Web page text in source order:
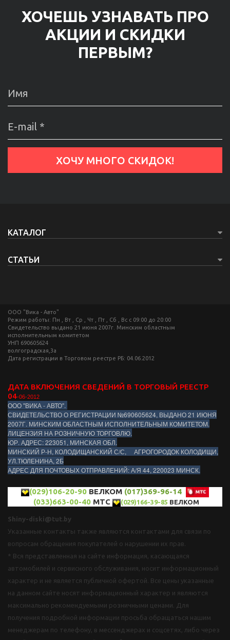
ХОЧЕШЬ УЗНАВАТЬ ПРО
АКЦИИ И СКИДКИ
ПЕРВЫМ?
КАТАЛОГ
СТАТЬИ
ООО "Вика - Авто"
Режим работы: Пн , Вт , Ср , Чт , Пт , Сб , Вс c 09:00 до 20:00
Свидетельство выдано 21 июня 2007г. Минским областным
исполнительным комитетом
УНП 690605624
волгоградская,3а
Дата регистрации в Торговом реестре РБ: 04.06.2012
ДАТА ВКЛЮЧЕНИЯ СВЕДЕНИЙ В ТОРГОВЫЙ РЕЕСТР
04-06-2012
ООО "ВИКА - АВТО".
СВИДЕТЕЛЬСТВО О РЕГИСТРАЦИИ №690605624, ВЫДАНО 21 ИЮНЯ
2007Г. МИНСКИМ ОБЛАСТНЫМ ИСПОЛНИТЕЛЬНЫМ КОМИТЕТОМ.
ЛИЦЕНЗИЯ НА РОЗНИЧНУЮ ТОРГОВЛЮ.
ЮР. АДРЕС: 223051, МИНСКАЯ ОБЛ.
МИНСКИЙ Р-Н, КОЛОДИЩАНСКИЙ С/С, АГРОГОРОДОК КОЛОДИЩИ,
УЛ.ТЮЛЕНИНА, 2Б
АДРЕС ДЛЯ ПОЧТОВЫХ ОТПРАВЛЕНИЙ: А/Я 44, 220023 МИНСК.
(029)106-20-90 ВЕЛКОМ (017)369-96-14
(033)663-00-40МТС (029)166-39-85 ВЕЛКОМ
Shiny-diski@tut.by
Указанные контакты также являются контактами для связи по
вопросам обращения покупателей о нарушении их прав.
* Вся представленная на сайте информация, касающаяся
автомобилей и сервисного обслуживания, носит информационный
характер и не является публичной офертой. Все цены указанные
на данном сайте носят информационный характер и являются
максимально рекомендуемыми розничными ценами. Для
получения подробной информации просьба обращаться нашим
менеджерам по телефону, в мессенджерах и соцсетях, либо через